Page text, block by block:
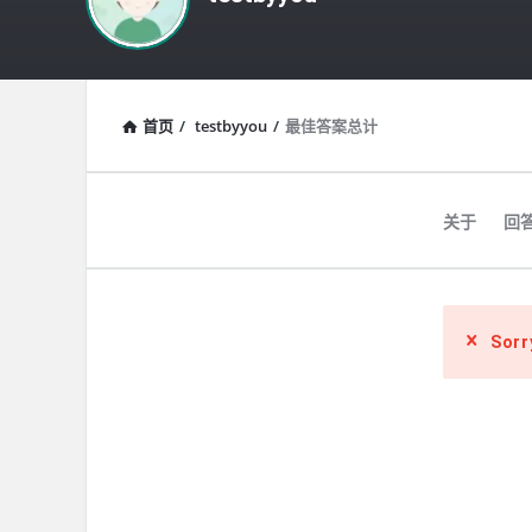
首页 / testbyyou / 最佳答案总计
关于 回